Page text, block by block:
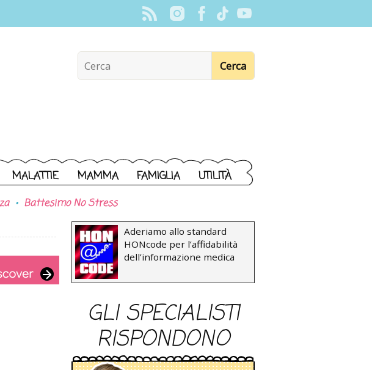
MALATTIE MAMMA FAMIGLIA UTILITÀ
Battesimo No Stress
Aderiamo allo standard
HONcode per l’affidabilità
dell’informazione medica
GLI SPECIALISTI
RISPONDONO